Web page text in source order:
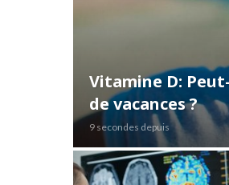
Vitamine D:
de vacances ?
9 secondes depuis